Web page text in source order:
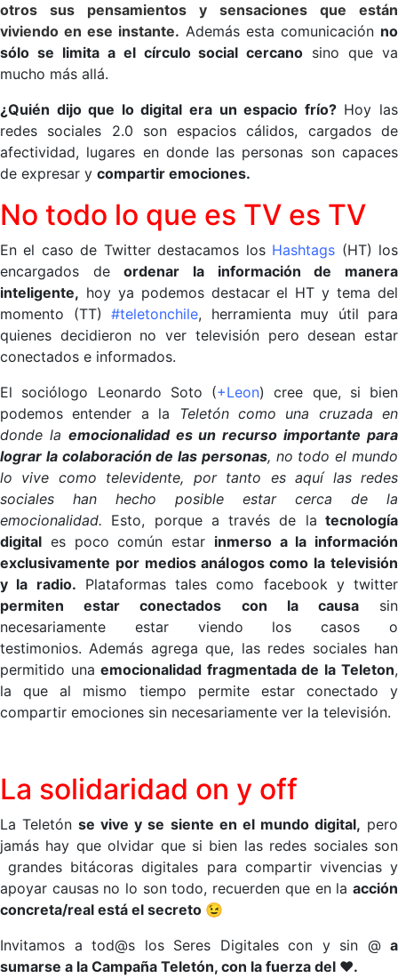
otros sus pensamientos y sensaciones que están
viviendo en ese instante. Además esta comunicación no
sólo se limita a el círculo social cercano sino que va
mucho más allá.
¿Quién dijo que lo digital era un espacio frío?Hoy las
redes sociales 2.0 son espacios cálidos, cargados de
afectividad, lugares en donde las personas son capaces
de expresar y compartir emociones.
No todo lo que es TV es TV
En el caso de Twitter destacamos los Hashtags (HT) los
encargados deordenar la información de manera
inteligente, hoy ya podemos destacar el HT y tema del
momento (TT) #teletonchile, herramienta muy útil para
quienes decidieron no ver televisión pero desean estar
conectados e informados.
El sociólogo Leonardo Soto (+Leon) cree que, si bien
podemos entender a la Teletón como una cruzada en
donde la emocionalidad es un recurso importante para
lograr la colaboración de las personas, no todo el mundo
lo vive como televidente, por tanto es aquí las redes
sociales han hecho posible estar cerca de la
emocionalidad. Esto, porque a través de la tecnología
digital es poco común estar inmerso a la información
exclusivamente por medios análogos como la televisión
y la radio. Plataformas tales como facebook y twitter
permiten estar conectados con la causasin
necesariamente estar viendo los casos o
testimonios. Además agrega que, las redes sociales han
permitido una emocionalidad fragmentada de la Teleton,
la que al mismo tiempo permite estar conectado y
compartir emociones sin necesariamente ver la televisión.
La solidaridad on y off
La Teletónse vive y se siente en el mundo digital, pero
jamás hay que olvidar que si bien las redes sociales son
grandes bitácoras digitales para compartir vivencias y
apoyar causas no lo son todo, recuerden que en la acción
concreta/real está el secreto 😉
Invitamos a tod@s los Seres Digitales con y sin @ a
sumarse a la Campaña Teletón, con la fuerza del ♥.